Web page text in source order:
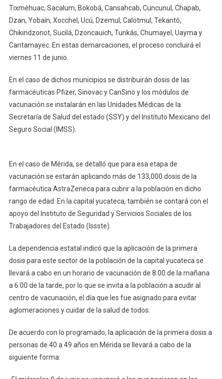
Tixméhuac, Sacalum, Bokobá, Cansahcab, Cuncunul, Chapab,
Dzan, Yobaín, Xocchel, Ucú, Dzemul, Calotmul, Tekantó,
Chikindzonot, Sucilá, Dzoncauich, Tunkás, Chumayel, Uayma y
Cantamayec. En estas demarcaciones, el proceso concluirá el
viernes 11 de junio.
En el caso de dichos municipios se distribuirán dosis de las
farmacéuticas Pfizer, Sinovac y CanSino y los módulos de
vacunación se instalarán en las Unidades Médicas de la
Secretaría de Salud del estado (SSY) y del Instituto Mexicano del
Seguro Social (IMSS).
En el caso de Mérida, se detalló que para esa etapa de
vacunación se estarán aplicando más de 133,000 dosis de la
farmacéutica AstraZeneca para cubrir a la población en dicho
rango de edad. En la capital yucateca, también se contará con el
apoyo del Instituto de Seguridad y Servicios Sociales de los
Trabajadores del Estado (Issste).
La dependencia estatal indicó que la aplicación de la primera
dosis para este sector de la población de la capital yucateca se
llevará a cabo en un horario de vacunación de 8:00 de la mañana
a 6:00 de la tarde, por lo que se invita a la población a acudir al
centro de vacunación, el día que les fue asignado para evitar
aglomeraciones y cuidar de la salud de todos.
De acuerdo con lo programado, la aplicación de la primera dosis a
personas de 40 a 49 años en Mérida se llevará a cabo de la
siguiente forma: